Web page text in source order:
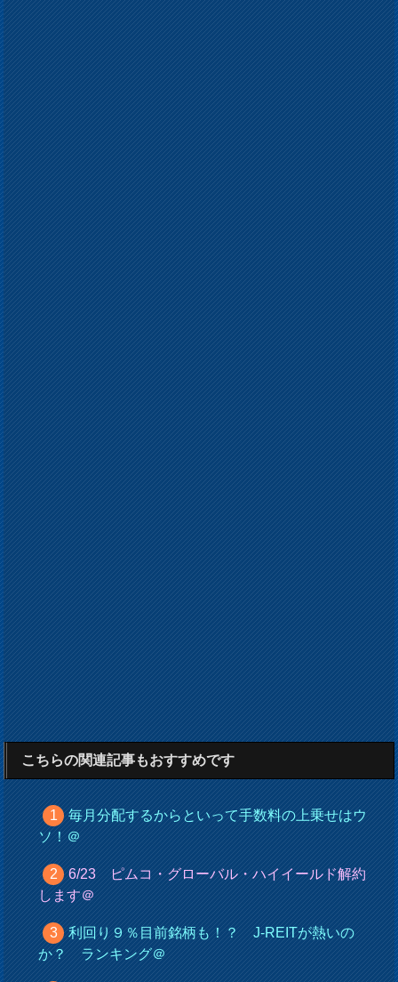
こちらの関連記事もおすすめです
毎月分配するからといって手数料の上乗せはウ
ソ！＠
6/23 ピムコ・グローバル・ハイイールド解約
します＠
利回り９％目前銘柄も！？ J-REITが熱いの
か？ ランキング＠